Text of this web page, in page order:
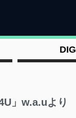
DIG
」w.a.uより